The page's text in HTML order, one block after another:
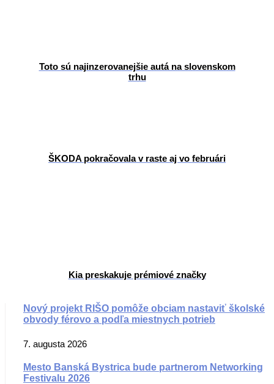
Toto sú najinzerovanejšie autá na slovenskom
trhu
ŠKODA pokračovala v raste aj vo februári
Kia preskakuje prémiové značky
Nový projekt RIŠO pomôže obciam nastaviť školské
obvody férovo a podľa miestnych potrieb
7. augusta 2026
Mesto Banská Bystrica bude partnerom Networking
Festivalu 2026